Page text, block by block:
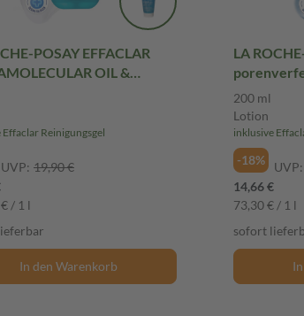
POSAY EFFACLAR
OIL &
CORRECT CREAM 40 ml
Effaclar Reinigungsgel
UVP: 19,90 €
/ 1 l
In den Warenkorb
LA
Lotion
200 ml
Lotion
inklusive
-18% UVP:
14,66 €
73,30 € / 1 l
sofort